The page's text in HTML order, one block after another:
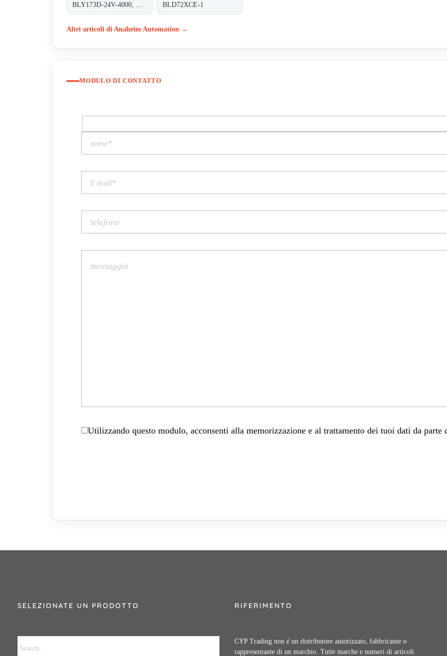
BLD72XCE-1
Altri articoli di Anaheim Automation →
MODULO DI CONTATTO
Utilizzando questo modulo, acconsenti alla memorizzazione e al trattamento dei tuoi dati da parte
SELEZIONATE UN PRODOTTO RIFERIMENTO
CYP Trading non é un distributore autorizzato, fabbricante o
rappresentante di un marchio. Tutte marche e numeri di articoli